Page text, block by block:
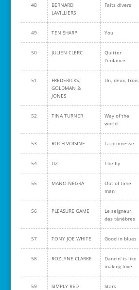
48
BERNARD
LAVILLIERS
Faits divers
49 TEN SHARP You
50 JULIEN CLERC
Quitter
l'enfance
51
FREDERICKS,
GOLDMAN &
JONES
Un, deux, trois
52 TINA TURNER
Way of the
world
53 ROCH VOISINE La promesse
54 U2 The fly
55 MANO NEGRA
Out of time
man
56 PLEASURE GAME
Le seigneur
des ténèbres
57 TONY JOE WHITE Good in blues
58 ROZLYNE CLARKE
Dancin' is like
making love
59 SIMPLY RED Stars